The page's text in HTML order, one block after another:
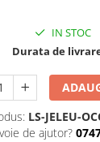
IN STOC
Durata de
LS-JELEU-
de ajutor?